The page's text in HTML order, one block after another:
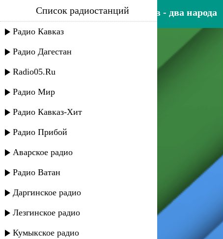
заур атласкиров, аслан биев - два народа
Список радиостанций
Радио Кавказ
Радио Дагестан
Radio05.Ru
Радио Мир
Радио Кавказ-Хит
Радио Прибой
Аварское радио
Радио Ватан
Даргинское радио
Лезгинское радио
Кумыкское радио